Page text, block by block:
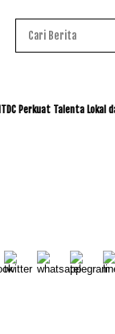
ITDC Perkuat Talenta Lokal